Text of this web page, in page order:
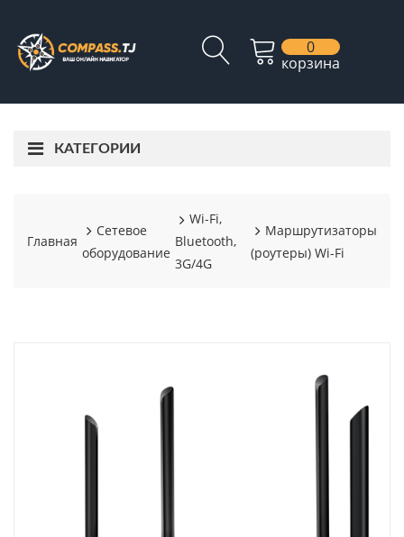
0
корзина
КАТЕГОРИИ
Главная
Сетевое
оборудование
Wi-Fi,
Bluetooth,
3G/4G
Маршрутизаторы
(роутеры) Wi-Fi